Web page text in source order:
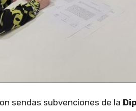
sendas subvenciones de la